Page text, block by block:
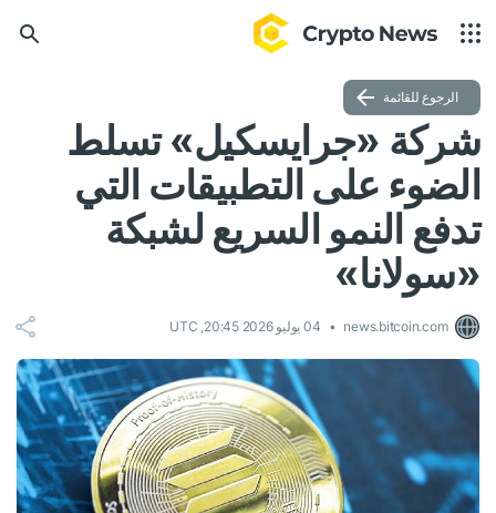
الرجوع للقائمة
شركة «جرايسكيل» تسلط
الضوء على التطبيقات التي
تدفع النمو السريع لشبكة
«سولانا»
news.bitcoin.com 04 يوليو 2026 20:45, UTC